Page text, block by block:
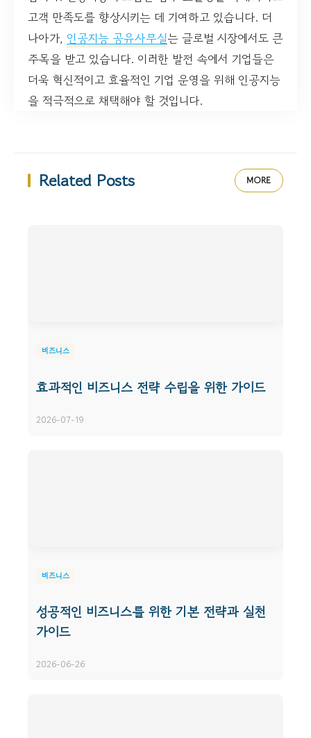
고객 만족도를 향상시키는 데 기여하고 있습니다. 더
나아가, 인공지능 공유사무실는 글로벌 시장에서도 큰
주목을 받고 있습니다. 이러한 발전 속에서 기업들은
더욱 혁신적이고 효율적인 기업 운영을 위해 인공지능
을 적극적으로 채택해야 할 것입니다.
Related Posts MORE
비즈니스
효과적인 비즈니스 전략 수립을 위한 가이드
2026-07-19
비즈니스
성공적인 비즈니스를 위한 기본 전략과 실천
가이드
2026-06-26